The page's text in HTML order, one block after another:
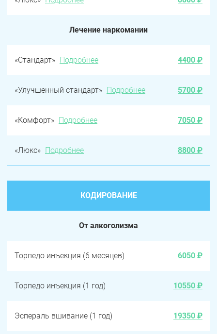
Лечение наркомании
«Стандарт» Подробнее 4400 ₽
«Улучшенный стандарт» Подробнее 5700 ₽
«Комфорт» Подробнее 7050 ₽
«Люкс» Подробнее 8800 ₽
КОДИРОВАНИЕ
От алкоголизма
Торпедо инъекция (6 месяцев) 6050 ₽
Торпедо инъекция (1 год) 10550 ₽
Эспераль вшивание (1 год) 19350 ₽